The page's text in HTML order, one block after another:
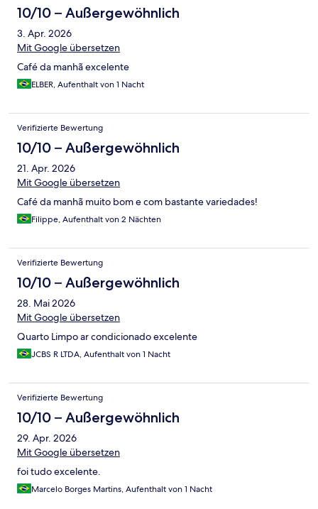
10/10 – Außergewöhnlich
3. Apr. 2026
Mit Google übersetzen
Café da manhã excelente
ELBER, Aufenthalt von 1 Nacht
Verifizierte Bewertung
10/10 – Außergewöhnlich
21. Apr. 2026
Mit Google übersetzen
Café da manhã muito bom e com bastante variedades!
Filippe, Aufenthalt von 2 Nächten
Verifizierte Bewertung
10/10 – Außergewöhnlich
28. Mai 2026
Mit Google übersetzen
Quarto Limpo ar condicionado excelente
JCBS R LTDA, Aufenthalt von 1 Nacht
Verifizierte Bewertung
10/10 – Außergewöhnlich
29. Apr. 2026
Mit Google übersetzen
foi tudo excelente.
Marcelo Borges Martins, Aufenthalt von 1 Nacht